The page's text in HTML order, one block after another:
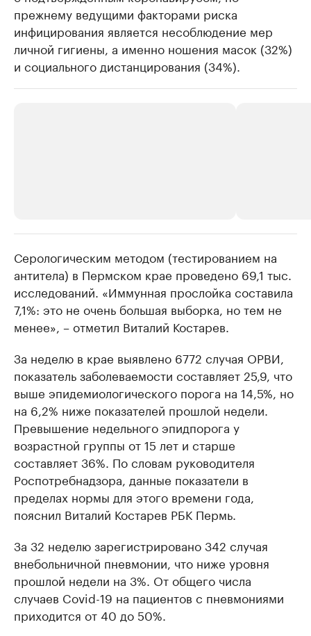
прежнему ведущими факторами риска
инфицирования является несоблюдение мер
личной гигиены, а именно ношения масок (32%)
и социального дистанцирования (34%).
Крупнейшие производители и
продавцы медийной продукции
Ознакомьтесь с информацией в каталоге
Страховые
Посмотрите в
Серологическим методом (тестированием на
антитела) в Пермском крае проведено 69,1 тыс.
исследований. «Иммунная прослойка составила
7,1%: это не очень большая выборка, но тем не
менее», – отметил Виталий Костарев.
За неделю в крае выявлено 6772 случая ОРВИ,
показатель заболеваемости составляет 25,9, что
выше эпидемиологического порога на 14,5%, но
на 6,2% ниже показателей прошлой недели.
Превышение недельного эпидпорога у
возрастной группы от 15 лет и старше
составляет 36%. По словам руководителя
Роспотребнадзора, данные показатели в
пределах нормы для этого времени года,
пояснил Виталий Костарев РБК Пермь.
За 32 неделю зарегистрировано 342 случая
внебольничной пневмонии, что ниже уровня
прошлой недели на 3%. От общего числа
случаев Covid-19 на пациентов с пневмониями
приходится от 40 до 50%.